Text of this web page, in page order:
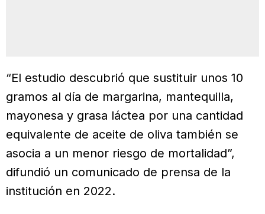
“El estudio descubrió que sustituir unos 10
gramos al día de margarina, mantequilla,
mayonesa y grasa láctea por una cantidad
equivalente de aceite de oliva también se
asocia a un menor riesgo de mortalidad”,
difundió un comunicado de prensa de la
institu­ción en 2022.